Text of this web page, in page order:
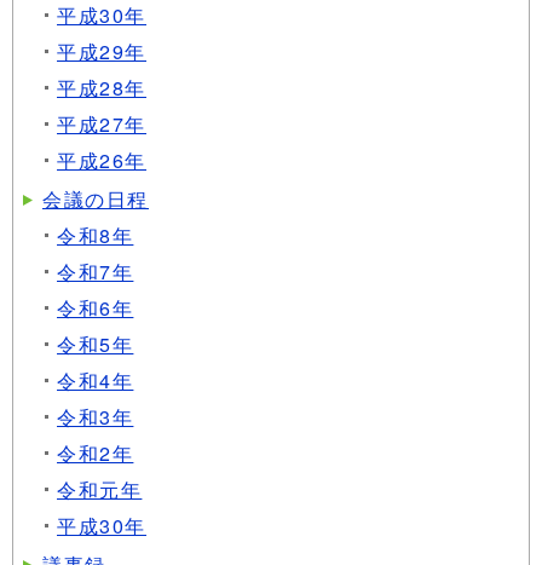
平成30年
平成29年
平成28年
平成27年
平成26年
会議の日程
令和8年
令和7年
令和6年
令和5年
令和4年
令和3年
令和2年
令和元年
平成30年